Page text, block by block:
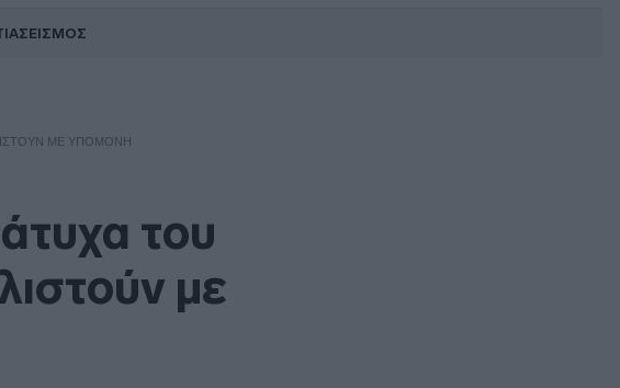
ΣΕΙΣΜΟΣ
ΜΕ ΥΠΟΜΟΝΉ
του
με